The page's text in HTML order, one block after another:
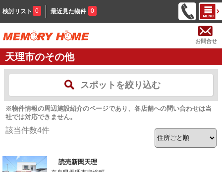
検討リスト 0 最近見た物件 0
お問合せ
天理市のその他
スポットを絞り込む
※物件情報の周辺施設紹介のページであり、各店舗への問い合わせは当
社では対応できません。
該当件数4件
読売新聞天理